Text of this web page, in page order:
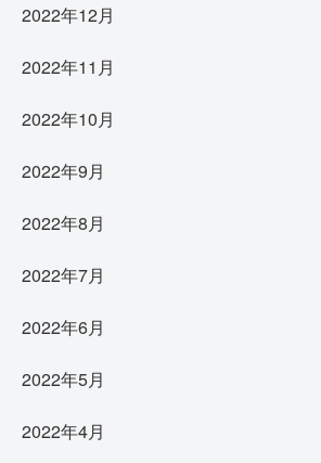
2022年12月
2022年11月
2022年10月
2022年9月
2022年8月
2022年7月
2022年6月
2022年5月
2022年4月